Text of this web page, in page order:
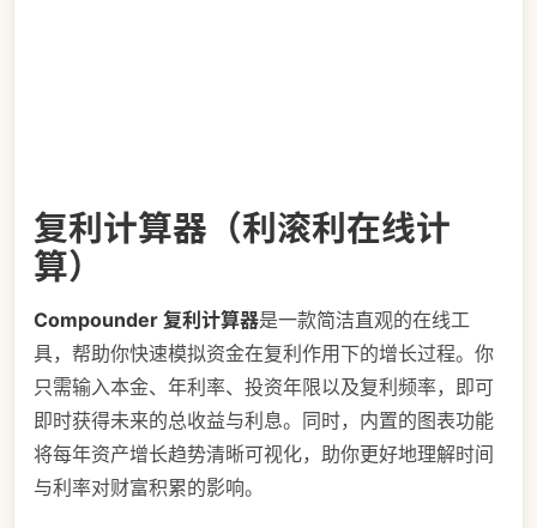
复利计算器（利滚利在线计
算）
Compounder 复利计算器是一款简洁直观的在线工
具，帮助你快速模拟资金在复利作用下的增长过程。你
只需输入本金、年利率、投资年限以及复利频率，即可
即时获得未来的总收益与利息。同时，内置的图表功能
将每年资产增长趋势清晰可视化，助你更好地理解时间
与利率对财富积累的影响。